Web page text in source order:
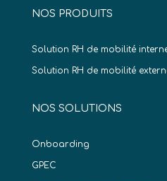
NOS PRODUITS
Solution RH de mobilité
Solution RH de mobilité
NOS SOLUTIONS
Onboarding
GPEC